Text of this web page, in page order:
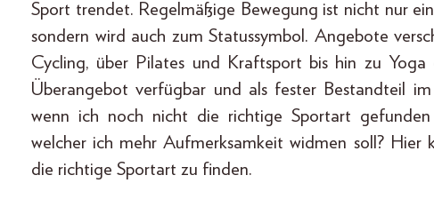
Sport trendet. Regelmäßige Bewegung ist nicht nur
sondern wird auch zum Statussymbol. Angebote
Cycling, über Pilates und Kraftsport bis hin zu
Überangebot verfügbar und als fester Bestandteil
wenn ich noch nicht die richtige Sportart
welcher ich mehr Aufmerksamkeit widmen soll? Hier
die richtige Sportart zu finden.